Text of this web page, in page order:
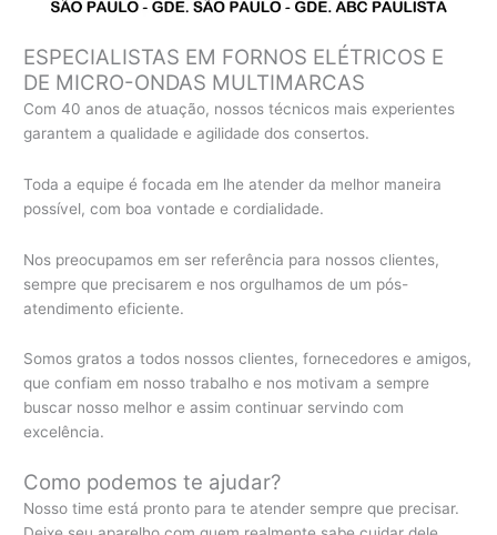
ESPECIALISTAS EM FORNOS ELÉTRICOS E
DE MICRO-ONDAS MULTIMARCAS
Com 40 anos de atuação, nossos técnicos mais experientes
garantem a qualidade e agilidade dos consertos.
Toda a equipe é focada em lhe atender da melhor maneira
possível, com boa vontade e cordialidade.
Nos preocupamos em ser referência para nossos clientes,
sempre que precisarem e nos orgulhamos de um pós-
atendimento eficiente.
Somos gratos a todos nossos clientes, fornecedores e amigos,
que confiam em nosso trabalho e nos motivam a sempre
buscar nosso melhor e assim continuar servindo com
excelência.
Como podemos te ajudar?
Nosso time está pronto para te atender sempre que precisar.